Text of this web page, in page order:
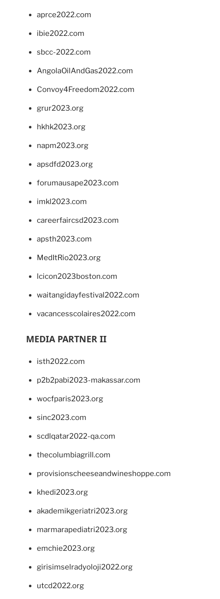
aprce2022.com
ibie2022.com
sbcc-2022.com
AngolaOilAndGas2022.com
Convoy4Freedom2022.com
grur2023.org
hkhk2023.org
napm2023.org
apsdfd2023.org
forumausape2023.com
imkl2023.com
careerfaircsd2023.com
apsth2023.com
MedItRio2023.org
lcicon2023boston.com
waitangidayfestival2022.com
vacancesscolaires2022.com
MEDIA PARTNER II
isth2022.com
p2b2pabi2023-makassar.com
wocfparis2023.org
sinc2023.com
scdlqatar2022-qa.com
thecolumbiagrill.com
provisionscheeseandwineshoppe.com
khedi2023.org
akademikgeriatri2023.org
marmarapediatri2023.org
emchie2023.org
girisimselradyoloji2022.org
utcd2022.org